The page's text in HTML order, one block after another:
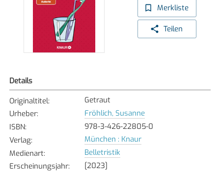
Merkliste
Teilen
Details
Originaltitel:
Getraut
Urheber:
Fröhlich, Susanne
ISBN:
978-3-426-22805-0
Verlag:
München : Knaur
Medienart:
Belletristik
Erscheinungsjahr:
[2023]